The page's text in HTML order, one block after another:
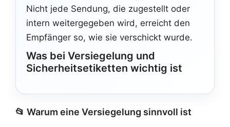
Nicht jede Sendung, die zugestellt oder
intern weitergegeben wird, erreicht den
Empfänger so, wie sie verschickt wurde.
Was bei Versiegelung und
Sicherheitsetiketten wichtig ist
📂 Warum eine Versiegelung sinnvoll ist